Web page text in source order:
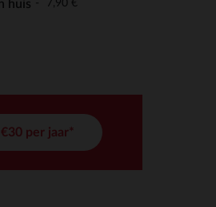
en zorgt ervoor dat aan
huis 7,90 €
€30 per jaar*